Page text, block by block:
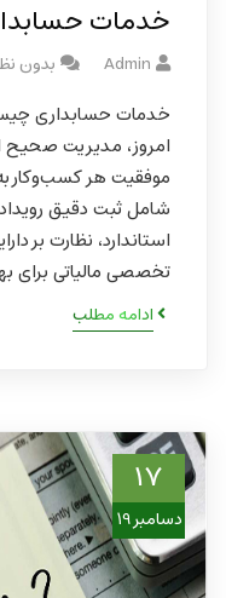
خدمات
Admin بدون
خدمات حسابداری
امروز، مدیریت صحیح
موفقیت هر کسب‌وکار
شامل ثبت دقیق
استاندارد، نظارت بر
تخصصی مالیاتی برای
ادامه مطلب
17
دسامبر 19